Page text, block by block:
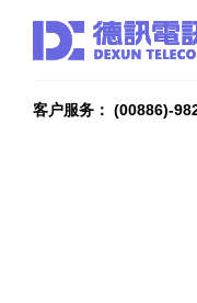
客户服务： (00886)-